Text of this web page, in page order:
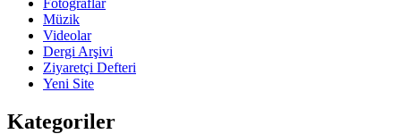
Fotoğraflar
Müzik
Videolar
Dergi Arşivi
Ziyaretçi Defteri
Yeni Site
Kategoriler